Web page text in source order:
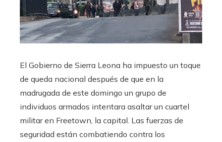
El Gobierno de Sierra Leona ha impuesto un toque
de queda nacional después de que en la
madrugada de este domingo un grupo de
individuos armados intentara asaltar un cuartel
militar en Freetown, la capital. Las fuerzas de
seguridad están combatiendo contra los